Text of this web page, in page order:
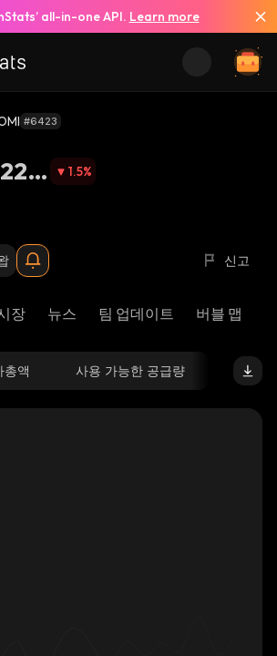
all-in-one API. Learn more
#6423
1.5%
신고
장 뉴스 팀 업데이트 버블 맵
총액 사용 가능한 공급량